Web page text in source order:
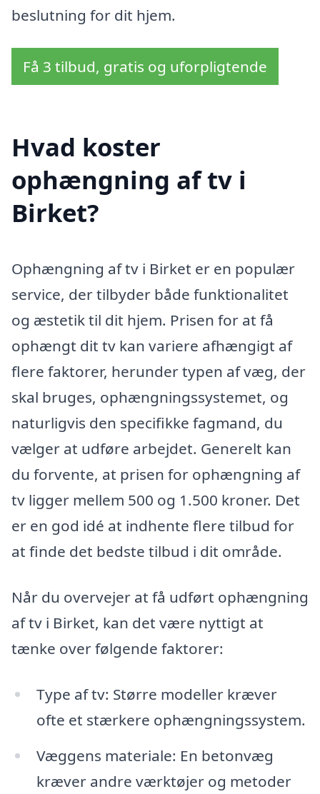
beslutning for dit hjem.
Få 3 tilbud, gratis og uforpligtende
Hvad koster
ophængning af tv i
Birket?
Ophængning af tv i Birket er en populær
service, der tilbyder både funktionalitet
og æstetik til dit hjem. Prisen for at få
ophængt dit tv kan variere afhængigt af
flere faktorer, herunder typen af væg, der
skal bruges, ophængningssystemet, og
naturligvis den specifikke fagmand, du
vælger at udføre arbejdet. Generelt kan
du forvente, at prisen for ophængning af
tv ligger mellem 500 og 1.500 kroner. Det
er en god idé at indhente flere tilbud for
at finde det bedste tilbud i dit område.
Når du overvejer at få udført ophængning
af tv i Birket, kan det være nyttigt at
tænke over følgende faktorer:
Type af tv: Større modeller kræver
ofte et stærkere ophængningssystem.
Væggens materiale: En betonvæg
kræver andre værktøjer og metoder